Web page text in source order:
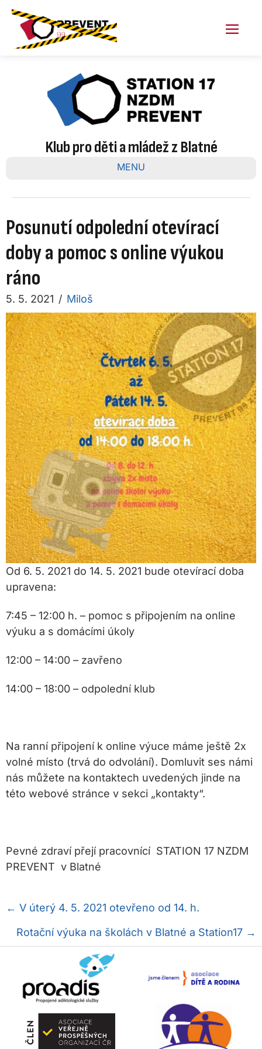
Skip
content
Klub pro děti a mládež z Blatné
MENU
Posunutí odpolední otevírací
doby a pomoc s online výukou
ráno
5. 5. 2021 / Miloš
Od 6. 5. 2021 do 14. 5. 2021 bude otevírací doba
upravena:
7:45 – 12:00 h. – pomoc s připojením na online
výuku a s domácími úkoly
12:00 – 14:00 – zavřeno
14:00 – 18:00 – odpolední klub
Na ranní připojení k online výuce máme ještě 2x
volné místo (trvá do odvolání). Domluvit ses námi
nás můžete na kontaktech uvedených jinde na
této webové stránce v sekci „kontakty“.
Pevné zdraví přejí pracovnící STATION 17 NZDM
PREVENT v Blatné
Posts
navigation
← V úterý 4. 5. 2021 otevřeno od 14. h.
Rotační výuka na školách v Blatné a Station17 →